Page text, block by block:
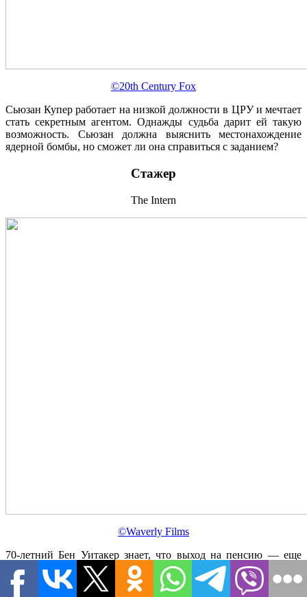
©20th Century Fox
Сьюзан Купер работает на низкой должности в ЦРУ и мечтает
стать секретным агентом. Однажды судьба дарит ей такую
возможность. Сьюзан должна выяснить местонахождение
ядерной бомбы, но сможет ли она справиться с заданием?
Стажер
The Intern
©Waverly Films
70-летний Бен Уитакер знает, что выход на пенсию — еще
не конец. Он получает шанс устроиться журналистом
в крупный интернет-журнал мод, но для этого ему предстоит
пройти стажировку под руководством молодой женщины